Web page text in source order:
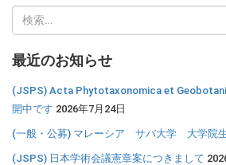
索:
最近のお知らせ
(JSPS) Acta Phytotaxonomica et
開中です 2026年7月24日
(一般・公募) マレーシア サバ大学 大学院
(JSPS) 日本学術会議憲章案につきまして